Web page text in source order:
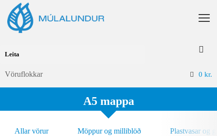
Vöruflokkar 0 kr.
A5 mappa
Allar vörur Möppur og milliblöð Plastvasar og